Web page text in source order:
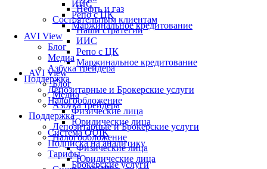
ИИС
Репо с ЦК
Маржинальное кредитование
AVI View
Блог
Медиа
Азбука трейдера
Поддержка
Депозитарные и Брокерские услуги
Налогообложение
Физические лица
Юридические лица
Система QUIK
Подписка на аналитику
Тарифы
Брокерские услуги
Нефть и газ
Состоятельным клиентам
Наши стратегии
ИИС
Репо с ЦК
Маржинальное кредитование
AVI View
Блог
Медиа
Азбука трейдера
Поддержка
Депозитарные и Брокерские услуги
Налогообложение
Физические лица
Юридические лица